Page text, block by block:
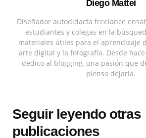
Diego Mattei
Diseñador autodidacta freelance
estudiantes y colegas en la
materiales útiles para el aprendizaje
arte digital y la fotografía. Desde
dedico al blogging, una pasión que
pienso dejarla.
Seguir leyendo otras
publicaciones